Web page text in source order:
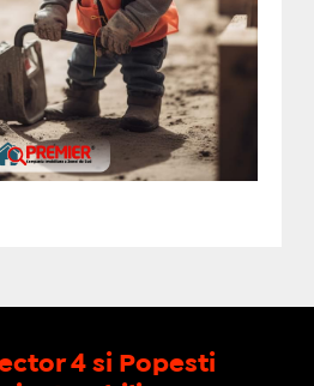
4 si Popesti